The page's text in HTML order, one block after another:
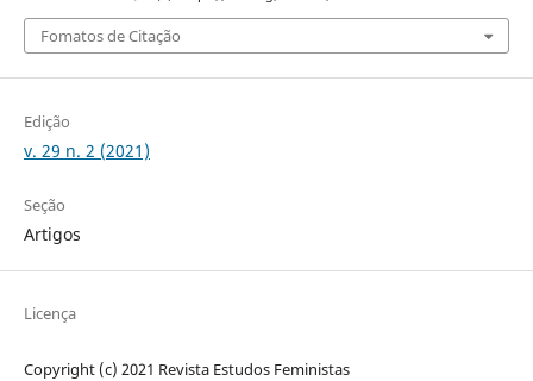
Fomatos de Citação
Edição
v. 29 n. 2 (2021)
Seção
Artigos
Licença
Copyright (c) 2021 Revista Estudos Feministas